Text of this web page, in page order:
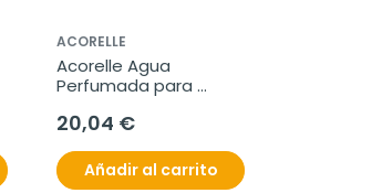
ACORELLE
Acorelle Agua
Perfumada para
20,04 €
Añadir al carrito